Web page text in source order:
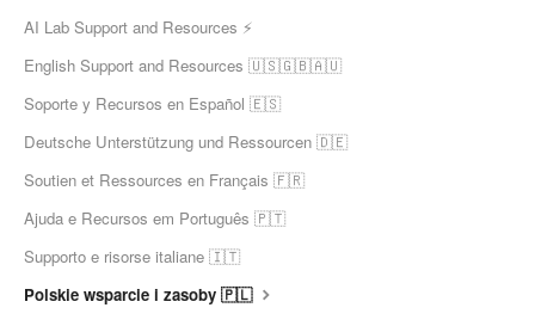
AI Lab Support and Resources ⚡
English Support and Resources 🇺🇸🇬🇧🇦🇺
Soporte y Recursos en Español 🇪🇸
Deutsche Unterstützung und Ressourcen 🇩🇪
Soutien et Ressources en Français 🇫🇷
Ajuda e Recursos em Português 🇵🇹
Supporto e risorse italiane 🇮🇹
Polskie wsparcie i zasoby 🇵🇱